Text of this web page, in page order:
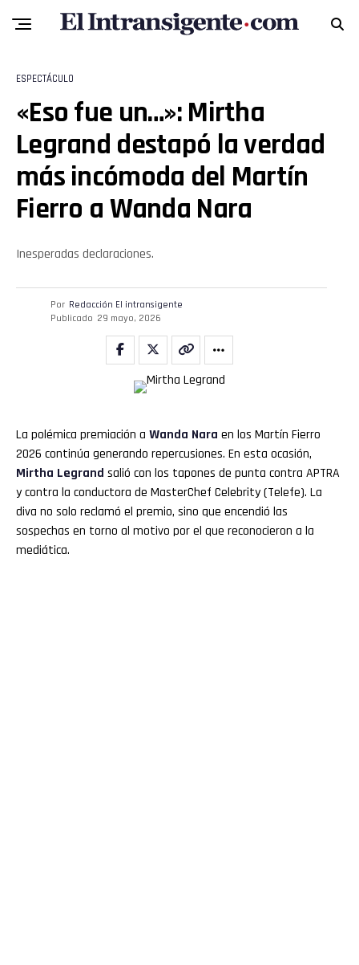
ESPECTÁCULO
«Eso fue un…»: Mirtha
Legrand destapó la verdad
más incómoda del Martín
Fierro a Wanda Nara
Inesperadas declaraciones.
Por Redacción El intransigente
Publicado 29 mayo, 2026
La polémica premiación a Wanda Nara en los Martín Fierro
2026 continúa generando repercusiones. En esta ocasión,
Mirtha Legrand salió con los tapones de punta contra APTRA
y contra la conductora de MasterChef Celebrity (Telefe). La
diva no solo reclamó el premio, sino que encendió las
sospechas en torno al motivo por el que reconocieron a la
mediática.